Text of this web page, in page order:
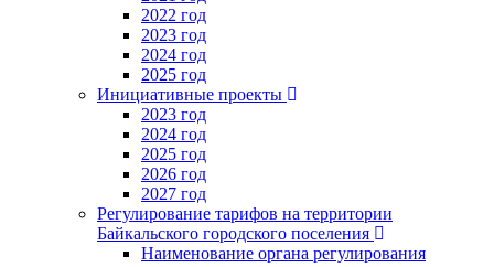
2022 год
2023 год
2024 год
2025 год
Инициативные проекты
2023 год
2024 год
2025 год
2026 год
2027 год
Регулирование тарифов на территории
Байкальского городского поселения
Наименование органа регулирования